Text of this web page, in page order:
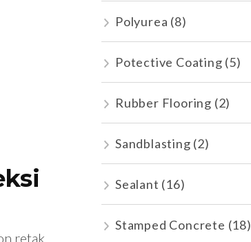
retak
Polyurea (8)
Potective Coating (5)
Rubber Flooring (2)
Sandblasting (2)
Sealant (16)
Stamped Concrete (18)